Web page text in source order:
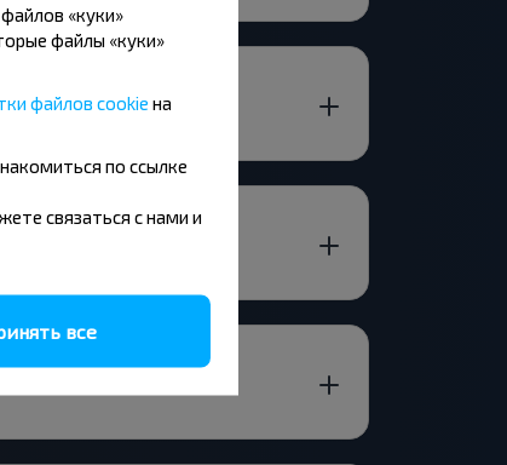
ОБЛ.?
«куки»
файлы «куки»
файлов cookie на
по ссылке
связаться с нами и
все